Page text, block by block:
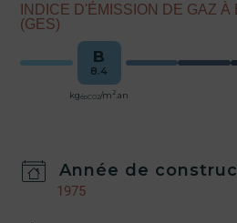
INDICE D'ÉMISSION DE GAZ
(GES)
B
8.4
kgépCO2/m 2 .an
Année de
1975